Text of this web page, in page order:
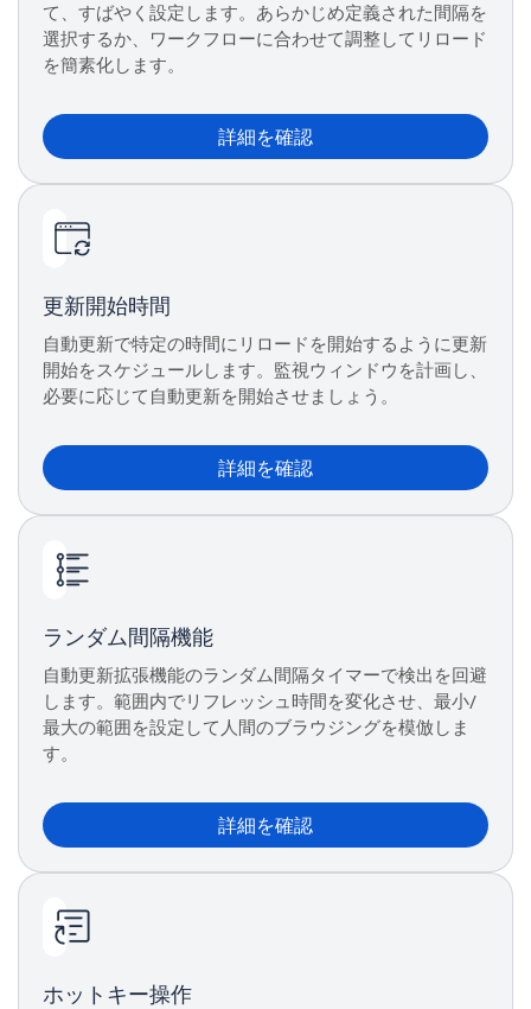
て、すばやく設定します。あらかじめ定義された間隔を
選択するか、ワークフローに合わせて調整してリロード
を簡素化します。
詳細を確認
更新開始時間
自動更新で特定の時間にリロードを開始するように更新
開始をスケジュールします。監視ウィンドウを計画し、
必要に応じて自動更新を開始させましょう。
詳細を確認
ランダム間隔機能
自動更新拡張機能のランダム間隔タイマーで検出を回避
します。範囲内でリフレッシュ時間を変化させ、最小/
最大の範囲を設定して人間のブラウジングを模倣しま
す。
詳細を確認
ホットキー操作